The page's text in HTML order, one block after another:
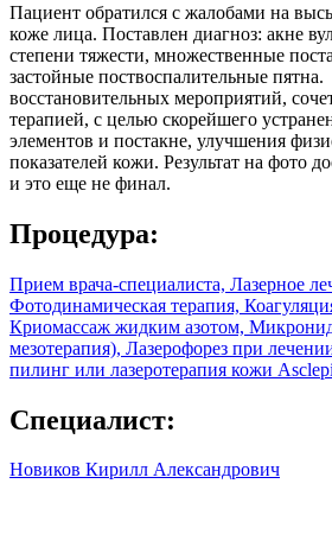
Пациент обратился с жалобами на
коже лица. Поставлен диагноз: акне
степени тяжести, множественные
застойные поствоспалительные пятна.
восстановительных мероприятий,
терапией, с целью скорейшего
элементов и постакне, улучшения
показателей кожи. Результат на фото
и это еще не финал.
Процедура:
Прием врача-специалиста, Лазерное
Фотодинамическая терапия,
Криомассаж жидким азотом,
мезотерапия), Лазерофорез при
пилинг или лазеротерапия кожи
Специалист:
Новиков Кирилл Александрович